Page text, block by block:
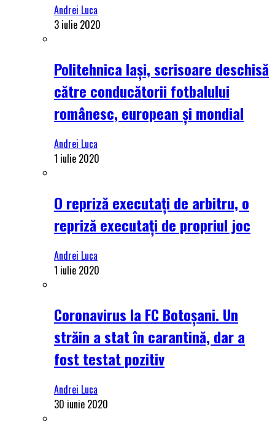
Andrei Luca
3 iulie 2020
Politehnica Iași, scrisoare deschisă
către conducătorii fotbalului
românesc, european și mondial
Andrei Luca
1 iulie 2020
O repriză executați de arbitru, o
repriză executați de propriul joc
Andrei Luca
1 iulie 2020
Coronavirus la FC Botoșani. Un
străin a stat în carantină, dar a
fost testat pozitiv
Andrei Luca
30 iunie 2020